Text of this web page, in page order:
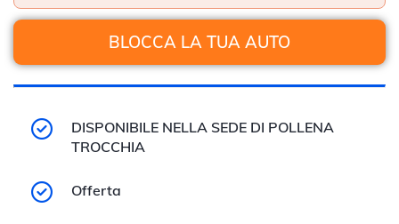
BLOCCA LA TUA AUTO
DISPONIBILE NELLA SEDE DI POLLENA
TROCCHIA
Offerta